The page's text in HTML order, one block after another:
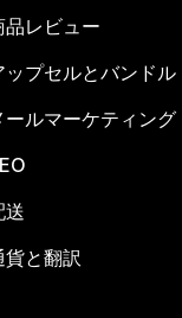
品レビュー
ップセルとバンドル
ールマーケティング
送
貨と翻訳